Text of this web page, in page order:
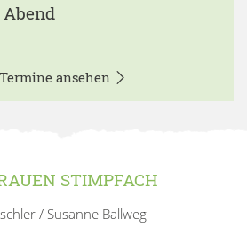
ansehen
STIMPFACH
/ Susanne Ballweg